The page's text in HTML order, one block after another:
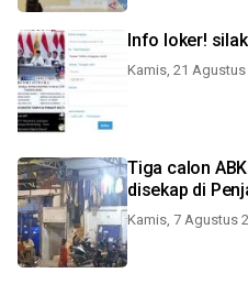
Info loker!
Kamis, 21 Agustus
Tiga calon
disekap di
Kamis, 7 Agustus